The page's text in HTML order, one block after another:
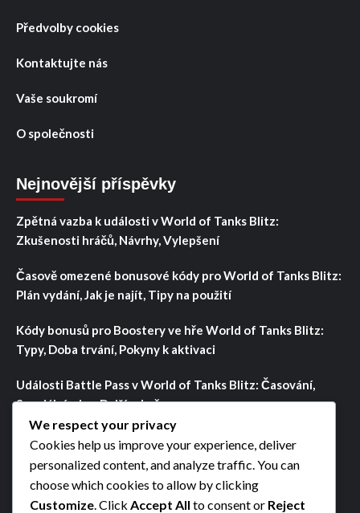
Předvolby cookies
Kontaktujte nás
Vaše soukromí
O společnosti
Nejnovější příspěvky
Zpětná vazba k události v World of Tanks Blitz:
Zkušenosti hráčů, Návrhy, Vylepšení
Časově omezené bonusové kódy pro World of Tanks Blitz:
Plán vydání, Jak je najít, Tipy na použití
Kódy bonusů pro Boostery ve hře World of Tanks Blitz:
Typy, Doba trvání, Pokyny k aktivaci
Události Battle Pass v World of Tanks Blitz: Časování,
Speciální mise, Další odměny
Typy misí událostí ve hře World of Tanks Blitz: Denní,
Týdenní, Speciální události, Výzvy
We respect your privacy
Cookies help us improve your experience, deliver
personalized content, and analyze traffic. You can
choose which cookies to allow by clicking
Customize . Click Accept All to consent or Reject